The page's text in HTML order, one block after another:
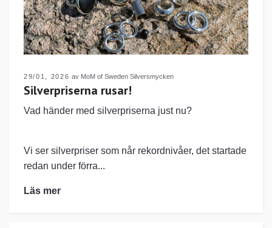
29/01, 2026 av MoM of Sweden Silversmycken
Silverpriserna rusar!
Vad händer med silverpriserna just nu?
Vi ser silverpriser som når rekordnivåer, det startade
redan under förra...
Läs mer